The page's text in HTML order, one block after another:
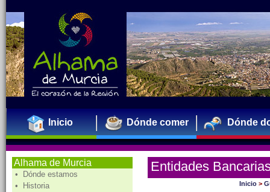
Inicio Dónde comer Dónde
Alhama de Murcia
• Dónde estamos
• Historia
Entidades
Inicio >